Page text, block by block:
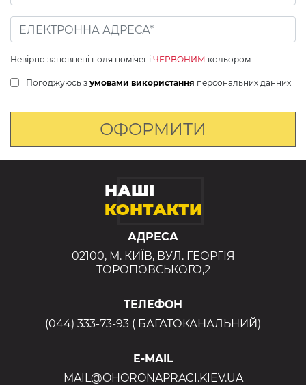
Невірно заповнені поля помічені ЧЕРВОНИМ кольором
Погоджуюсь з умовами використання персональних данних
ОФОРМИТИ
НАШІ
КОНТАКТИ
АДРЕСА
02100, М. КИЇВ, ВУЛ. ГЕОРГІЯ
ТОРОПОВСЬКОГО,2
ТЕЛЕФОН
(044) 333-73-93 ( БАГАТОКАНАЛЬНИЙ)
E-MAIL
MAIL@OHORONAPRACI.KIEV.UA